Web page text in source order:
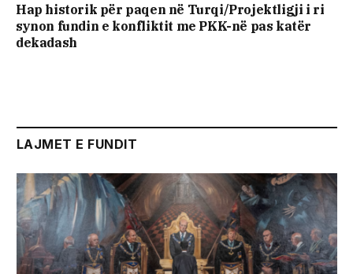
Hap historik për paqen në Turqi/Projektligji i ri
synon fundin e konfliktit me PKK-në pas katër
dekadash
LAJMET E FUNDIT